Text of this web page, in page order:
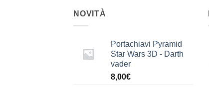
NOVITÀ
Portachiavi Pyramid
Star Wars 3D - Darth
vader
8,00€